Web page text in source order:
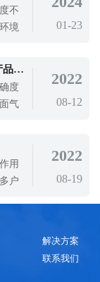
与
不
境
屏
采
01-23
什么是小型自动气象站，小型自动气象站产品介绍~
度
气
自
2022
08-12
用
户
气
气
气
2022
08-19
解决方案
联系我们